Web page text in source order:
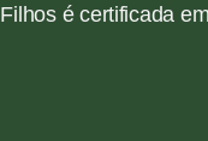
écertificada